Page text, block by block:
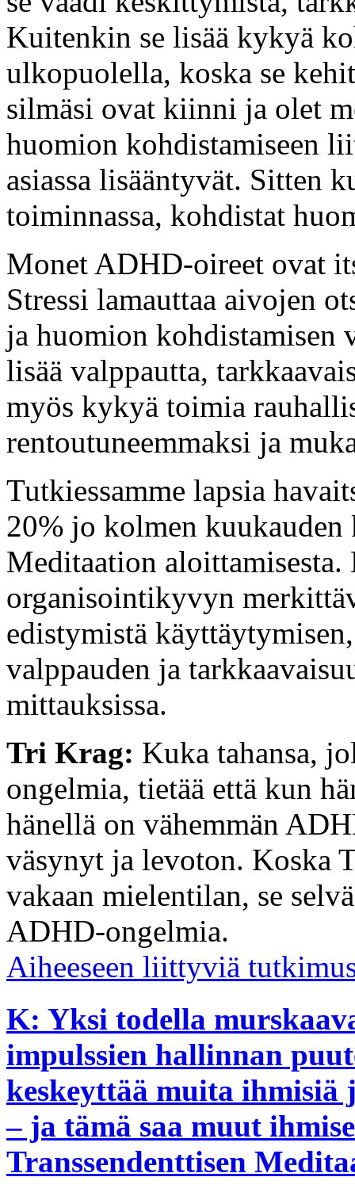
Kuitenkin se lisää kykyä
ulkopuolella, koska se
silmäsi ovat kiinni ja olet
huomion kohdistamiseen
asiassa lisääntyvät. Sitten
toiminnassa, kohdistat
Monet ADHD-oireet ovat
Stressi lamauttaa aivojen
ja huomion kohdistamisen
lisää valppautta,
myös kykyä toimia
rentoutuneemmaksi ja
Tutkiessamme lapsia
20% jo kolmen kuukauden
Meditaation
organisointikyvyn
edistymistä
valppauden ja
mittauksissa.
Tri Krag: Kuka tahansa,
ongelmia, tietää että kun
hänellä on vähemmän
väsynyt ja levoton. Koska
vakaan mielentilan, se
ADHD-ongelmia.
Aiheeseen liittyviä
K: Yksi todella
impulssien hallinnan
keskeyttää muita ihmisiä
– ja tämä saa muut
Transsendenttisen